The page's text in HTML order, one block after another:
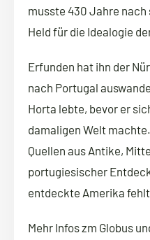
musste 430 Jahre
Held für die Idealogie
Erfunden hat ihn der
nach Portugal
Horta lebte, bevor er
damaligen Welt
Quellen aus Antike,
portugiesischer
entdeckte Amerika
Mehr Infos zm Globus